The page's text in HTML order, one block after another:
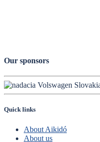
Our sponsors
Quick links
About Aikidó
About us